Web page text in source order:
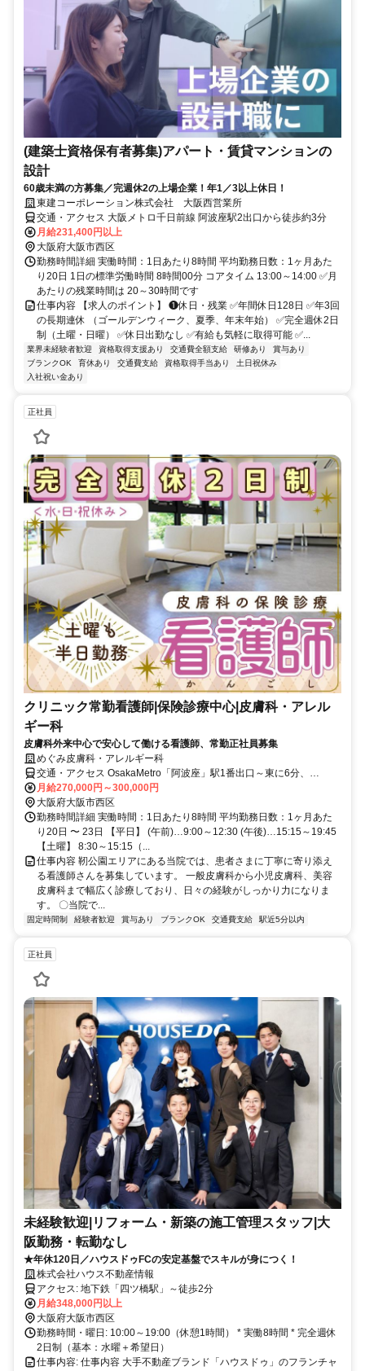
(建築士資格保有者募集)アパート・賃貸マンションの
設計
60歳未満の方募集／完週休2の上場企業！年1／3以上休日！
東建コーポレーション株式会社 大阪西営業所
交通・アクセス 大阪メトロ千日前線 阿波座駅2出口から徒歩約3分
月給231,400円以上
大阪府大阪市西区
勤務時間詳細 実働時間：1日あたり8時間 平均勤務日数：1ヶ月あた
り20日 1日の標準労働時間 8時間00分 コアタイム 13:00～14:00 ✅月
あたりの残業時間は 20～30時間です
仕事内容 【求人のポイント】 ❶休日・残業 ✅年間休日128日 ✅年3回
の長期連休 （ゴールデンウィーク、夏季、年末年始） ✅完全週休2日
制（土曜・日曜） ✅休日出勤なし ✅有給も気軽に取得可能 ✅...
業界未経験者歓迎 資格取得支援あり 交通費全額支給 研修あり
賞与あり
ブランクOK
育休あり 交通費支給 資格取得手当あり
土日祝休み
入社祝い金あり
正社員
クリニック常勤看護師|保険診療中心|皮膚科・アレル
ギー科
皮膚科外来中心で安心して働ける看護師、常勤正社員募集
めぐみ皮膚科・アレルギー科
交通・アクセス OsakaMetro「阿波座」駅1番出口～東に6分、
OsakaMetro「本町」駅24番出口～西に6分
月給270,000円～300,000円
大阪府大阪市西区
勤務時間詳細 実働時間：1日あたり8時間 平均勤務日数：1ヶ月あた
り20日 〜 23日 【平日】 (午前)…9:00～12:30 (午後)…15:15～19:45
【土曜】 8:30～15:15（...
仕事内容 靭公園エリアにある当院では、患者さまに丁寧に寄り添え
る看護師さんを募集しています。 一般皮膚科から小児皮膚科、美容
皮膚科まで幅広く診療しており、日々の経験がしっかり力になりま
す。 〇当院で...
固定時間制 経験者歓迎 賞与あり ブランクOK 交通費支給 駅近5分以内
正社員
未経験歓迎|リフォーム・新築の施工管理スタッフ|大
阪勤務・転勤なし
★年休120日／ハウスドゥFCの安定基盤でスキルが身につく！
株式会社ハウス不動産情報
アクセス: 地下鉄「四ツ橋駅」～徒歩2分
月給348,000円以上
大阪府大阪市西区
勤務時間・曜日: 10:00～19:00（休憩1時間） * 実働8時間 * 完全週休
2日制（基本：水曜＋希望日）
仕事内容: 仕事内容 大手不動産ブランド「ハウスドゥ」のフランチャ